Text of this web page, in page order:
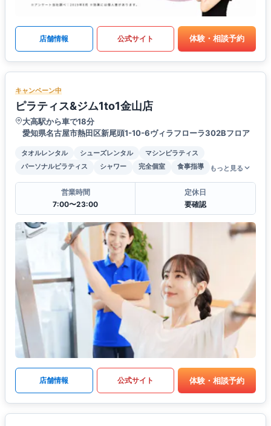
店舗情報 公式サイト 体験・相談予約
キャンペーン中
ピラティス&ジム1to1金山店
大高駅から車で18分
愛知県名古屋市熱田区新尾頭1-10-6ヴィラフローラ302Bフロア
タオルレンタル シューズレンタル
マシンピラティス
パーソナルピラティス
シャワー 完全個室 食事指導 もっと見る
営業時間
7:00〜23:00
定休日
要確認
店舗情報 公式サイト 体験・相談予約